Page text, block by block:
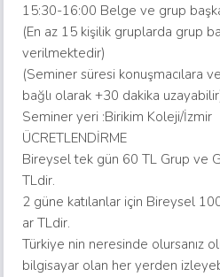
15:30-16:00 Belge ve grup
(En az 15 kişilik gruplarda grup
verilmektedir)
(Seminer süresi konuşmacılara
bağlı olarak +30 dakika
Seminer yeri :Birikim Koleji/İzmir
ÜCRETLENDİRME
Bireysel tek gün 60 TL Grup ve
TLdir.
2 güne katılanlar için Bireysel
ar TLdir.
Türkiye nin neresinde olursanız
bilgisayar olan her yerden